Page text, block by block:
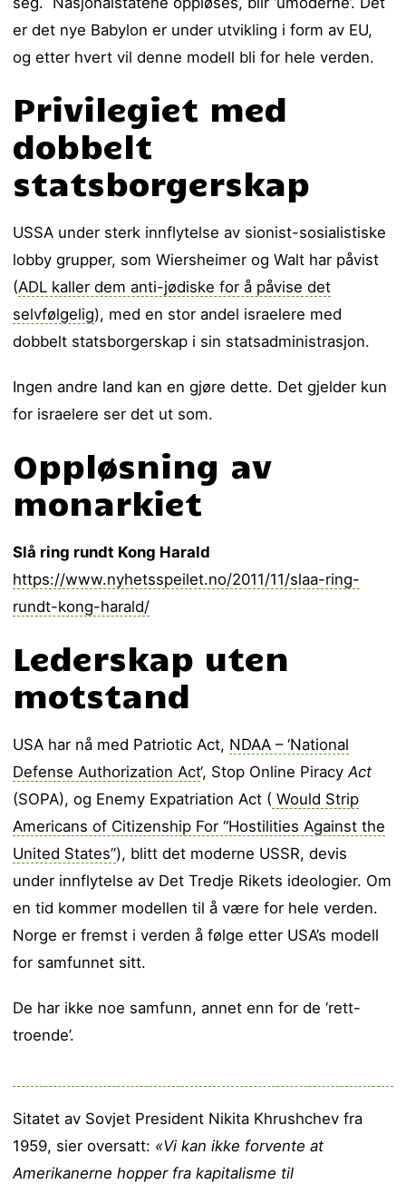
er det nye Babylon er under utvikling i form av EU,
og etter hvert vil denne modell bli for hele verden.
Privilegiet med
dobbelt
statsborgerskap
USSA under sterk innflytelse av sionist-sosialistiske
lobby grupper, som Wiersheimer og Walt har påvist
(ADL kaller dem anti-jødiske for å påvise det
selvfølgelig), med en stor andel israelere med
dobbelt statsborgerskap i sin statsadministrasjon.
Ingen andre land kan en gjøre dette. Det gjelder kun
for israelere ser det ut som.
Oppløsning av
monarkiet
Slå ring rundt Kong Harald
https://www.nyhetsspeilet.no/2011/11/slaa-ring-
rundt-kong-harald/
Lederskap uten
motstand
USA har nå med Patriotic Act, NDAA – ‘National
Defense Authorization Act‘, Stop Online PiracyAct
(SOPA), og Enemy Expatriation Act ( Would Strip
Americans of Citizenship For “Hostilities Against the
United States”), blitt det moderne USSR, devis
under innflytelse av Det Tredje Rikets ideologier. Om
en tid kommer modellen til å være for hele verden.
Norge er fremst i verden å følge etter USA’s modell
for samfunnet sitt.
De har ikke noe samfunn, annet enn for de ‘rett-
troende’.
Sitatet av Sovjet President Nikita Khrushchev fra
1959, sier oversatt: «Vi kan ikke forvente at
Amerikanerne hopper fra kapitalisme til